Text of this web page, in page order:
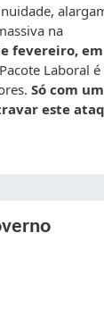
na
fevereiro, em
Laboral é
Só com
este